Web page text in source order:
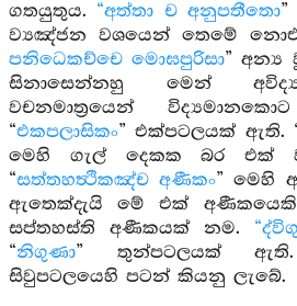
ගතයුතුය. “අත්තා ච අනුපතීතො
ව්‍යඤ්ජන වශයෙන් තෙමේ
පනිධෙකච්චෙ මොඝපුරිසා” අන්‍ය
සිනාසෙන්නහු මෙන්
වචනමාත්‍රයෙන්
“එකපලාසිකං” එක්පටලයක් ඇති.
මෙහි ගැල් දෙකක බර එක්
“සත්තහත්‍ථිකඤ්ච අණීකං” මෙහි
ඇතෙක්දැයි මේ එක්
සප්තහස්ති අණීකයක් නම.
“නිගුණා” තුන්පටලයක්
සිවුපටලයෙහි පටන් කියනු ලැබේ.